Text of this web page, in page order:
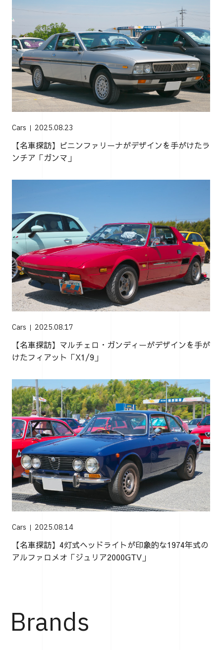
Cars 2025.08.23
【名車探訪】ピニンファリーナがデザインを手がけたラ
ンチア「ガンマ」
Cars 2025.08.17
【名車探訪】マルチェロ・ガンディーがデザインを手が
けたフィアット「X1/9」
Cars 2025.08.14
【名車探訪】4灯式ヘッドライトが印象的な1974年式の
アルファロメオ「ジュリア2000GTV」
Brands